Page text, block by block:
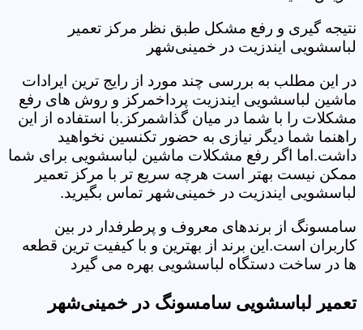
نتیجه گیری و رفع مشکل طبق نظر مرکز تعمیر
لباسشویی ایندزیت در خمینی‌شهر
در این مطلب به بررسی چند مورد از رایج ترین ایرادات
ماشین لباسشویی ایندزیت پرداخمرکز و روش های رفع
مشکلات را با شما در میان گذاشمرکز.با استفاده از این
راهنما شما دیگر نیازی به حضور تکنسین نخواهید
داشت.اما اگر رفع مشکلات ماشین لباسشویی برای شما
ممکن نیست بهتر است هرچه سریع تر با مرکز تعمیر
لباسشویی ایندزیت در خمینی‌شهر تماس بگیرید.
سامسونگ از برندهای معروف و پرطرفدار در بین
کاربران است.این برند از بهترین و با کیفیت ترین قطعه
ها در ساخت دستگاه لباسشویی بهره می گیرد
تعمیر لباسشویی سامسونگ در خمینی‌شهر